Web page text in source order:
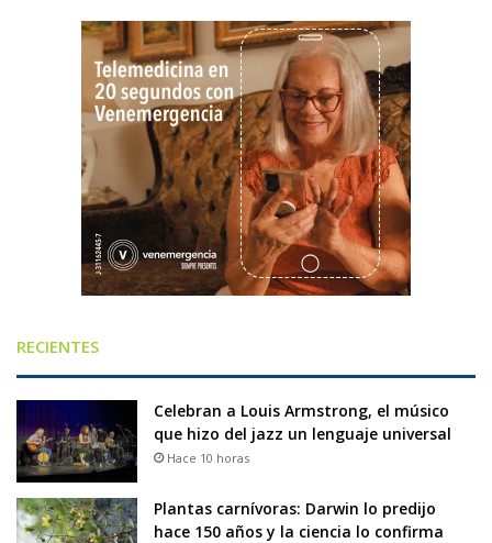
RECIENTES
Celebran a Louis Armstrong, el músico
que hizo del jazz un lenguaje universal
Hace 10 horas
Plantas carnívoras: Darwin lo predijo
hace 150 años y la ciencia lo confirma